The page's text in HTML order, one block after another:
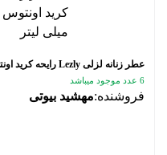
عطر زنانه لزلی Lezly رایحه کرید اونتوس سیلور حجم 25 میلی لیتر
6 عدد موجود میباشد
فروشنده:مهشید بیوتی